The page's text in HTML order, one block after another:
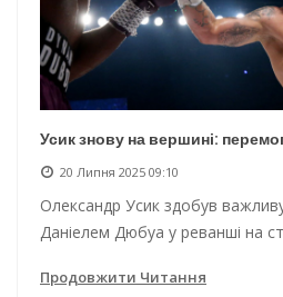
Усик знову на вершині:
20 Липня 2025 09:10
Олександр Усик здобув
Даніелем Дюбуа у реванші на
Продовжити Читання